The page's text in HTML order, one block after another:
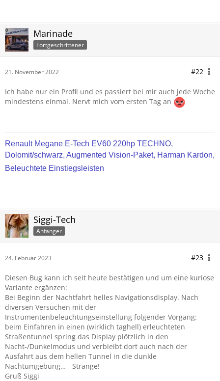
Marinade
Fortgeschrittener
21. November 2022 #22
Ich habe nur ein Profil und es passiert bei mir auch jede Woche
mindestens einmal. Nervt mich vom ersten Tag an
Renault Megane E-Tech EV60 220hp TECHNO,
Dolomit/schwarz, Augmented Vision-Paket, Harman Kardon,
Beleuchtete Einstiegsleisten
Siggi-Tech
Anfänger
24. Februar 2023 #23
Diesen Bug kann ich seit heute bestätigen und um eine kuriose
Variante ergänzen:
Bei Beginn der Nachtfahrt helles Navigationsdisplay. Nach
diversen Versuchen mit der
Instrumentenbeleuchtungseinstellung folgender Vorgang:
beim Einfahren in einen (wirklich taghell) erleuchteten
Straßentunnel spring das Display plötzlich in den
Nacht-/Dunkelmodus und verbleibt dort auch nach der
Ausfahrt aus dem hellen Tunnel in die dunkle
Nachtumgebung… - Strange!
Gruß Siggi